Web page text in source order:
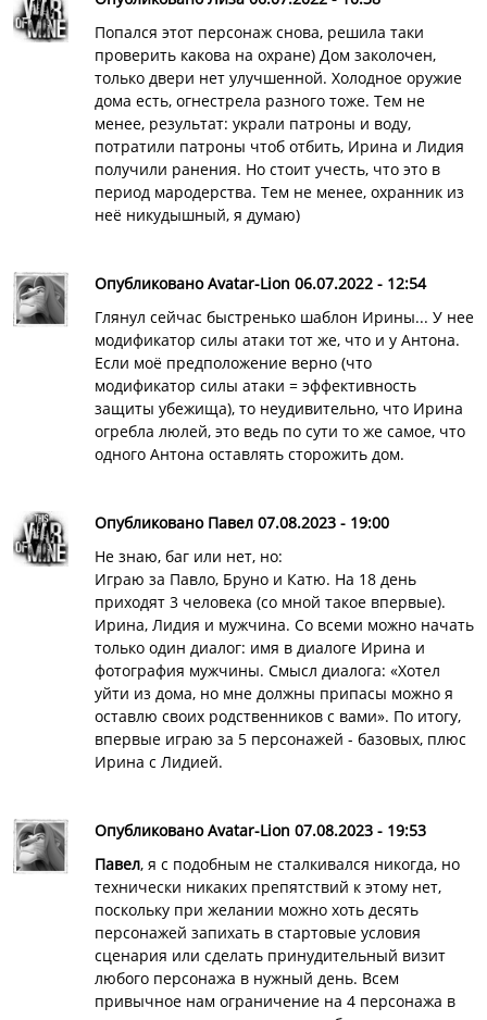
Попался этот персонаж снова, решила таки
проверить какова на охране) Дом заколочен,
только двери нет улучшенной. Холодное оружие
дома есть, огнестрела разного тоже. Тем не
менее, результат: украли патроны и воду,
потратили патроны чтоб отбить, Ирина и Лидия
получили ранения. Но стоит учесть, что это в
период мародерства. Тем не менее, охранник из
неё никудышный, я думаю)
Опубликовано Avatar-Lion 06.07.2022 - 12:54
Глянул сейчас быстренько шаблон Ирины... У нее
модификатор силы атаки тот же, что и у Антона.
Если моё предположение верно (что
модификатор силы атаки = эффективность
защиты убежища), то неудивительно, что Ирина
огребла люлей, это ведь по сути то же самое, что
одного Антона оставлять сторожить дом.
Опубликовано Павел 07.08.2023 - 19:00
Не знаю, баг или нет, но:
Играю за Павло, Бруно и Катю. На 18 день
приходят 3 человека (со мной такое впервые).
Ирина, Лидия и мужчина. Со всеми можно начать
только один диалог: имя в диалоге Ирина и
фотография мужчины. Смысл диалога: «Хотел
уйти из дома, но мне должны припасы можно я
оставлю своих родственников с вами». По итогу,
впервые играю за 5 персонажей - базовых, плюс
Ирина с Лидией.
Опубликовано Avatar-Lion 07.08.2023 - 19:53
Павел, я с подобным не сталкивался никогда, но
технически никаких препятствий к этому нет,
поскольку при желании можно хоть десять
персонажей запихать в стартовые условия
сценария или сделать принудительный визит
любого персонажа в нужный день. Всем
привычное нам ограничение на 4 персонажа в